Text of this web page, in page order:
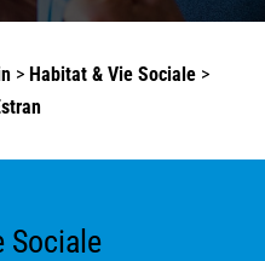
> Habitat & Vie Sociale>
Sociale